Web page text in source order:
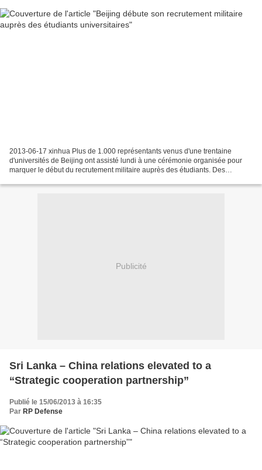
2013-06-17 xinhua Plus de 1.000 représentants venus d'une trentaine
d'universités de Beijing ont assisté lundi à une cérémonie organisée pour
marquer le début du recrutement militaire auprès des étudiants. Des
Publicité
Sri Lanka – China relations elevated to a
“Strategic cooperation partnership”
Publié le 15/06/2013 à 16:35
Par RP Defense